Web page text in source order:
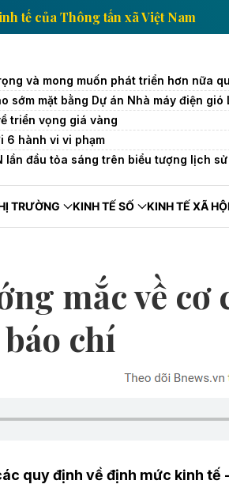
tin kinh tế của Thông tấn xã Việt
và mong muốn phát triển hơn nữa
sớm mặt bằng Dự án Nhà máy điện gió
triển vọng giá vàng
6 hành vi vi phạm
lần đầu tỏa sáng trên biểu tượng lịch
TRƯỜNG KINH TẾ SỐ KINH TẾ XÃ HỘI
mắc về cơ
chí
quy định về định mức kinh tế